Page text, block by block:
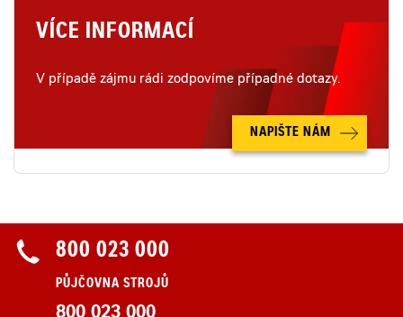
VÍCE INFORMACÍ
V případě zájmu rádi zodpovíme případné dotazy.
NAPIŠTE NÁM
800 023 000
PŮJČOVNA STROJŮ